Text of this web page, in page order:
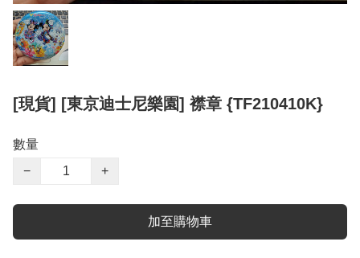
[現貨] [東京迪士尼樂園] 襟章 {TF210410K}
數量
−
+
加至購物車